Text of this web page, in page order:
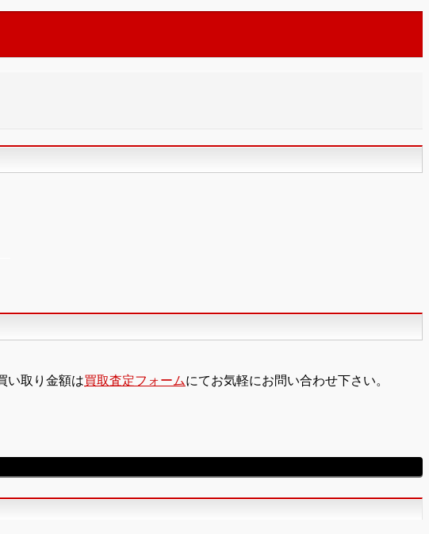
い取り金額は買取査定フォームにてお気軽にお問い合わせ下さい。